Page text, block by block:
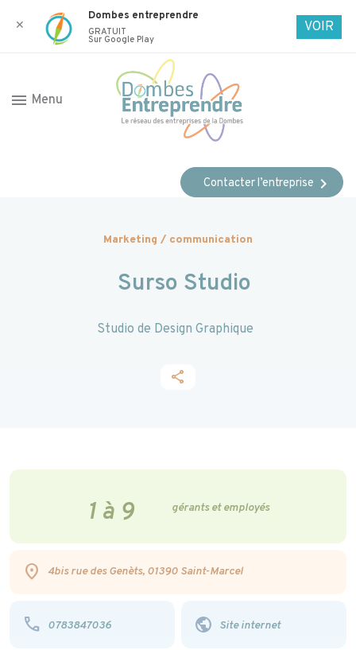
menu Menu
Contacter l’entreprise chevron_right
Marketing / communication
Surso Studio
Studio de Design Graphique
share
1 à 9 gérants et employés
location_on 4bis rue des Genèts, 01390 Saint-Marcel
phone 0783847036 public Site internet
✕
Dombes entreprendre
GRATUIT
Sur Google Play
VOIR